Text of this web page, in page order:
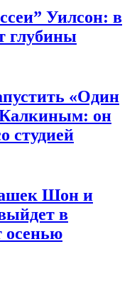
Уилсон: в
глубины
«Один
он
студией
Шон и
в
осенью